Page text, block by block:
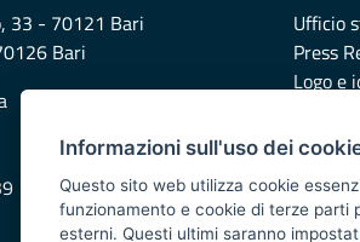
33 - 70121 Bari
Bari
Ufficio
Press
Logo e
Informazioni sull'uso dei
Questo sito web utilizza cookie
funzionamento e cookie di terze parti
esterni. Questi ultimi saranno